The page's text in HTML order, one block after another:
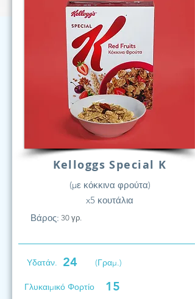
Kelloggs Special K
(με κόκκινα φρούτα)
x5 κουτάλια
Βάρος: 30 γρ.
Υδατάν. 24 (Γραμ.)
Γλυκαιμικό Φορτίο 15